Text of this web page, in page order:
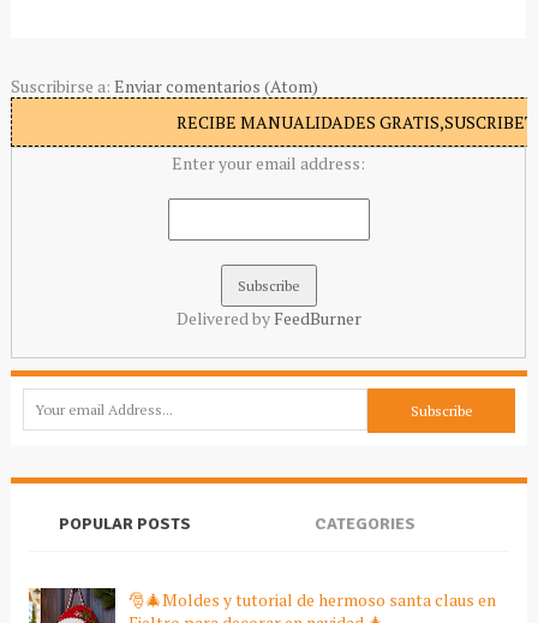
Suscribirse a: Enviar comentarios (Atom)
RECIBE MANUALIDADES
Enter your email address:
Delivered by FeedBurner
POPULAR POSTS CATEGORIES
🎅🎄Moldes y tutorial de hermoso santa claus en